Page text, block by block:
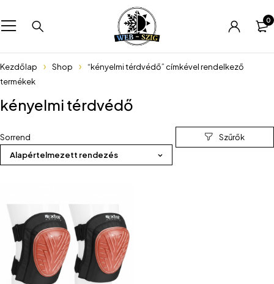
0
Kezdőlap Shop
“kényelmi térdvédő” címkével rendelkező
termékek
kényelmi térdvédő
Sorrend
Alapértelmezett rendezés